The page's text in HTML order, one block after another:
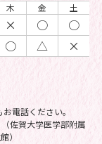
木 金
土
× ○ ○
○ △ ×
電話ください。
佐賀大学医学部附属
）